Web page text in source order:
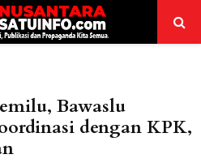
Bawaslu
dengan KPK,